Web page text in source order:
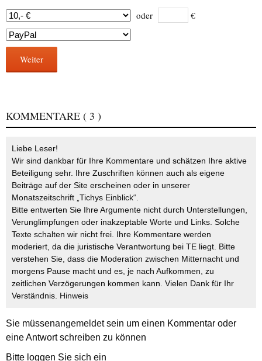
oder €
Weiter
KOMMENTARE ( 3 )
Liebe Leser!
Wir sind dankbar für Ihre Kommentare und schätzen Ihre aktive
Beteiligung sehr. Ihre Zuschriften können auch als eigene
Beiträge auf der Site erscheinen oder in unserer
Monatszeitschrift „Tichys Einblick“.
Bitte entwerten Sie Ihre Argumente nicht durch Unterstellungen,
Verunglimpfungen oder inakzeptable Worte und Links. Solche
Texte schalten wir nicht frei. Ihre Kommentare werden
moderiert, da die juristische Verantwortung bei TE liegt. Bitte
verstehen Sie, dass die Moderation zwischen Mitternacht und
morgens Pause macht und es, je nach Aufkommen, zu
zeitlichen Verzögerungen kommen kann. Vielen Dank für Ihr
Verständnis. Hinweis
Sie müssenangemeldetsein um einen Kommentar oder
eine Antwort schreiben zu können
Bitte loggen Sie sich ein